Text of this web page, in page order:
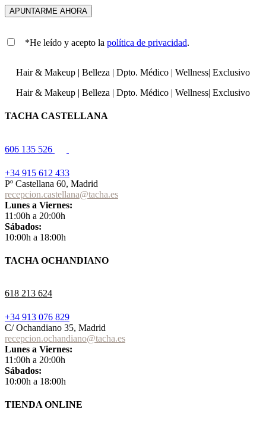
*He leído y acepto la política de privacidad.
Hair & Makeup | Belleza | Dpto. Médico | Wellness| Exclusivo
Hair & Makeup | Belleza | Dpto. Médico | Wellness| Exclusivo
TACHA CASTELLANA
606 135 526
+34 915 612 433
Pº Castellana 60, Madrid
recepcion.castellana@tacha.es
Lunes a Viernes:
11:00h a 20:00h
Sábados:
10:00h a 18:00h
TACHA OCHANDIANO
618 213 624
+34 913 076 829
C/ Ochandiano 35, Madrid
recepcion.ochandiano@tacha.es
Lunes a Viernes:
11:00h a 20:00h
Sábados:
10:00h a 18:00h
TIENDA ONLINE